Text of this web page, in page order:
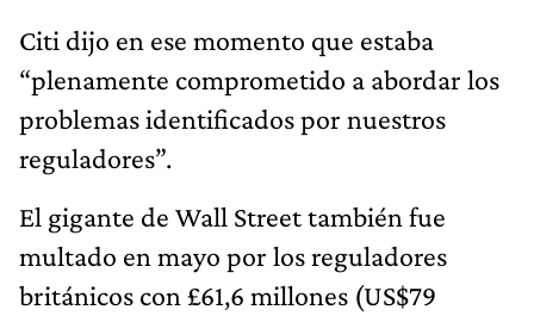
Citi dijo en ese momento que estaba
“plenamente comprometido a abordar los
problemas identificados por nuestros
reguladores”.
El gigante de Wall Street también fue
multado en mayo por los reguladores
británicos con £61,6 millones (US$79